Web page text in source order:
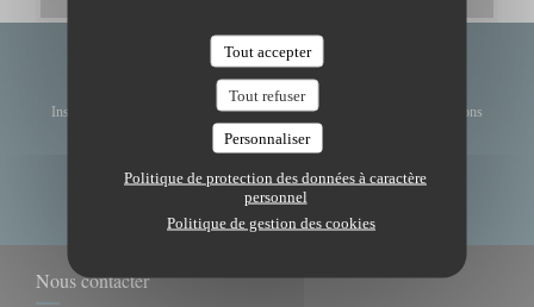
Tout accepter
Tout refuser
Personnaliser
Politique de protection des données à caractère
personnel
Politique de gestion des cookies
Newsletter*
Inscrivez-vous à notre lettre d'information pour recevoir des communications
personnalisées et des offres marketing par courriel.
S'ABONNER
Nous contacter